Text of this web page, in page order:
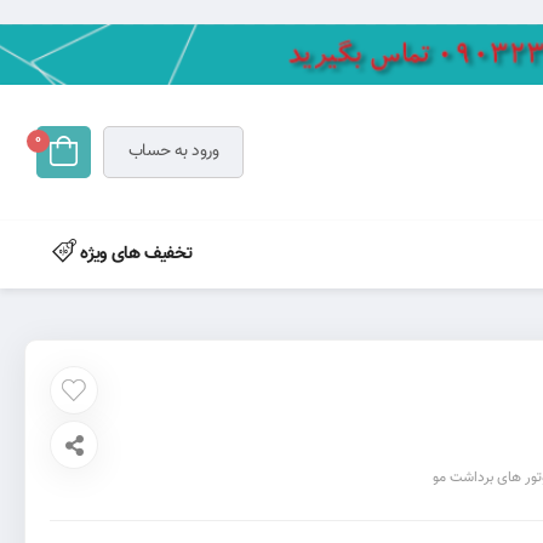
ورود به حساب 0
تخفیف های ویژه
های برداشت مو